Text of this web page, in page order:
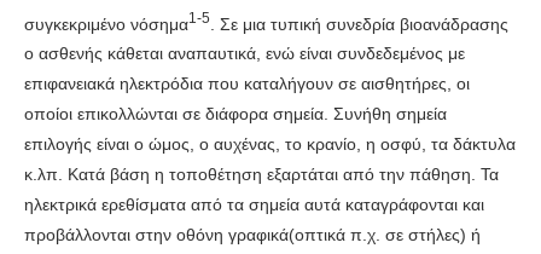
συγκεκριμένο νόσημα1-5
. Σε μια τυπική συνεδρία βιοανάδρασης
ο ασθενής κάθεται αναπαυτικά, ενώ είναι συνδεδεμένος με
επιφανειακά ηλεκτρόδια που καταλήγουν σε αισθητήρες, οι
οποίοι επικολλώνται σε διάφορα σημεία. Συνήθη σημεία
επιλογής είναι ο ώμος, ο αυχένας, το κρανίο, η οσφύ, τα δάκτυλα
κ.λπ. Κατά βάση η τοποθέτηση εξαρτάται από την πάθηση. Τα
ηλεκτρικά ερεθίσματα από τα σημεία αυτά καταγράφονται και
προβάλλονται στην οθόνη γραφικά(οπτικά π.χ. σε στήλες) ή